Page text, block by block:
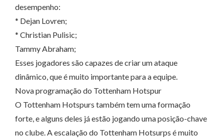
desempenho:
* Dejan Lovren;
* Christian Pulisic;
Tammy Abraham;
Esses jogadores são capazes de criar um ataque
dinâmico, que é muito importante para a equipe.
Nova programação do Tottenham Hotspur
O Tottenham Hotspurs também tem uma formação
forte, e alguns deles já estão jogando uma posição-chave
no clube. A escalação do Tottenham Hotsurps é muito